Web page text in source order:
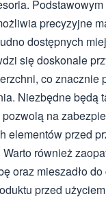
precyzyjne
dostępnych
się doskonale
co znacznie
Niezbędne będą
pozwolą na
elementów przed
również
oraz mieszadło do
przed